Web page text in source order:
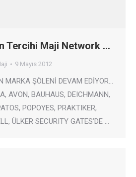
Tercihi Maji Network …
9 Mayıs 2012
MARKA ŞÖLENİ DEVAM EDİYOR…
AVON, BAUHAUS, DEICHMANN,
POPOYES, PRAKTIKER,
ÜLKER SECURITY GATES’DE …